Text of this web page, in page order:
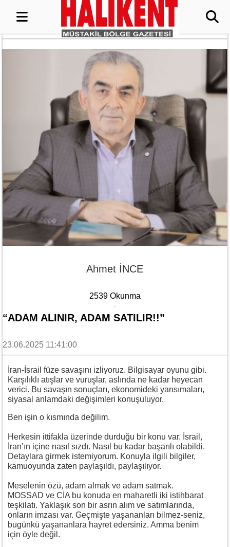
Ahmet İNCE
2539 Okunma
“ADAM ALINIR, ADAM SATILIR!!”
23.06.2025 11:41:00
İran-İsrail füze savaşını izliyoruz. Bilgisayar oyunu gibi.
Karşılıklı atışlar ve vuruşlar, aslında ne kadar heyecan
verici. Bu savaşın sonuçları, ekonomideki yansımaları,
siyasal anlamdaki değişimleri konuşuluyor.
Ben işin o kısmında değilim.
Herkesin ittifakla üzerinde durduğu bir konu var. İsrail,
İran’ın içine nasıl sızdı. Nasıl bu kadar başarılı olabildi.
Detaylara girmek istemiyorum. Konuyla ilgili bilgiler,
kamuoyunda zaten paylaşıldı, paylaşılıyor.
Meselenin özü, adam almak ve adam satmak.
MOSSAD ve CİA bu konuda en maharetli iki istihbarat
teşkilatı. Yaklaşık son bir asrın alım ve satımlarında,
onların imzası var. Geçmişte yaşananları bilmez-seniz,
bugünkü yaşananlara hayret edersiniz. Amma benim
için öyle değil.